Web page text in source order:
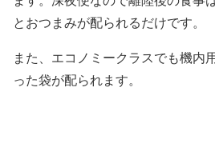
とおつまみが配られるだけです。
また、エコノミークラスでも機内
った袋が配られます。